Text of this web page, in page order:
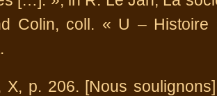
Colin, coll. « U –
X, p. 206. [Nous